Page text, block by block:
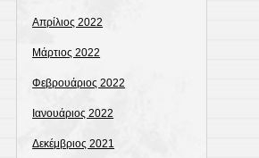
Απρίλιος 2022
Μάρτιος 2022
Φεβρουάριος 2022
Ιανουάριος 2022
Δεκέμβριος 2021